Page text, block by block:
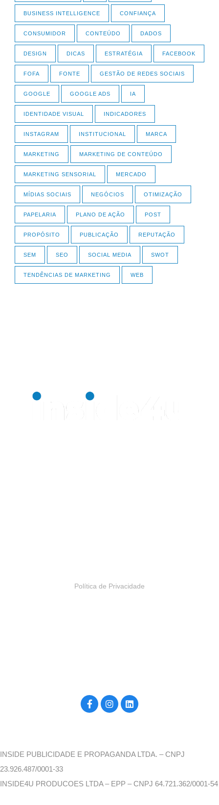
BUSINESS INTELLIGENCE CONFIANÇA
CONSUMIDOR CONTEÚDO DADOS
DESIGN DICAS ESTRATÉGIA FACEBOOK
FOFA FONTE GESTÃO DE REDES SOCIAIS
GOOGLE GOOGLE ADS IA
IDENTIDADE VISUAL INDICADORES
INSTAGRAM INSTITUCIONAL MARCA
MARKETING MARKETING DE CONTEÚDO
MARKETING SENSORIAL MERCADO
MÍDIAS SOCIAIS NEGÓCIOS OTIMIZAÇÃO
PAPELARIA PLANO DE AÇÃO POST
PROPÓSITO PUBLICAÇÃO REPUTAÇÃO
SEM SEO SOCIAL MEDIA SWOT
TENDÊNCIAS DE MARKETING WEB
Política de Privacidade
INSIDE PUBLICIDADE E PROPAGANDA LTDA. – CNPJ
23.926.487/0001-33
INSIDE4U PRODUCOES LTDA – EPP – CNPJ 64.721.362/0001-54